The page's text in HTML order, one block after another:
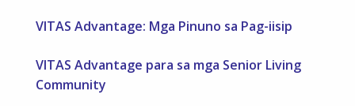
VITAS Advantage: Mga Pinuno sa Pag-iisip
VITAS Advantage para sa mga Senior Living
Community